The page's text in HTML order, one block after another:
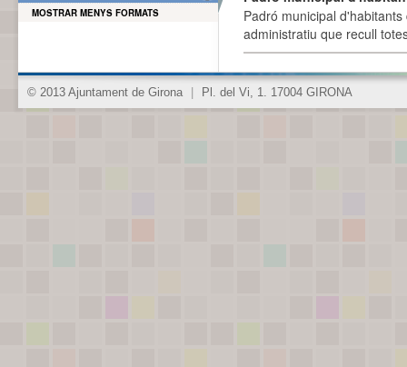
Padró municipal
administratiu que recull
MOSTRAR MENYS FORMATS
© 2013 Ajuntament de Girona Pl. del Vi, 1. 17004 GIRONA